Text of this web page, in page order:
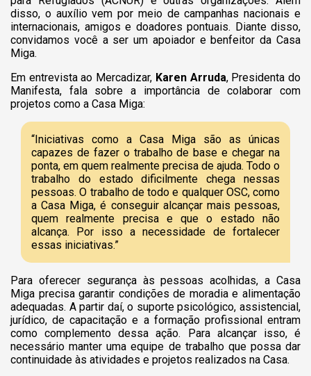
disso, o auxílio vem por meio de campanhas nacionais e
internacionais, amigos e doadores pontuais. Diante disso,
convidamos você a ser um apoiador e benfeitor da Casa
Miga.
Em entrevista ao Mercadizar, Karen Arruda, Presidenta do
Manifesta, fala sobre a importância de colaborar com
projetos como a Casa Miga:
“Iniciativas como a Casa Miga são as únicas
capazes de fazer o trabalho de base e chegar na
ponta, em quem realmente precisa de ajuda. Todo o
trabalho do estado dificilmente chega nessas
pessoas. O trabalho de todo e qualquer OSC, como
a Casa Miga, é conseguir alcançar mais pessoas,
quem realmente precisa e que o estado não
alcança. Por isso a necessidade de fortalecer
essas iniciativas.”
Para oferecer segurançaàs pessoas acolhidas, a Casa
Miga precisa garantir condições de moradia e alimentação
adequadas. A partir daí, o suporte psicológico, assistencial,
jurídico, de capacitação e a formação profissional entram
como complemento dessa ação. Para alcançar isso, é
necessário manter uma equipe de trabalho que possa dar
continuidade às atividades e projetos realizados na Casa.